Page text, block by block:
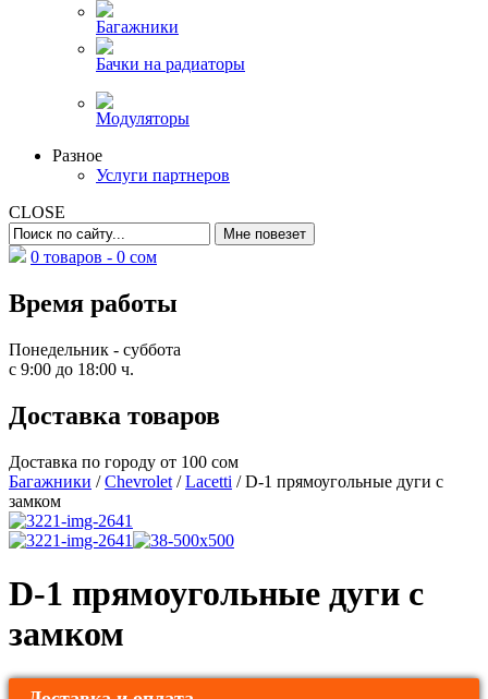
Багажники
Бачки на радиаторы
Модуляторы
Разное
Услуги партнеров
CLOSE
0 товаров - 0 сом
Время работы
Понедельник - суббота
с 9:00 до 18:00 ч.
Доставка товаров
Доставка по городу от 100 сом
Багажники /Chevrolet /Lacetti / D-1 прямоугольные дуги с
замком
D-1 прямоугольные дуги с
замком